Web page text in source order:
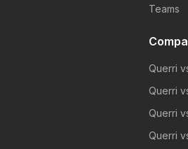
Teams
Querri
Querri
Querri
Querri